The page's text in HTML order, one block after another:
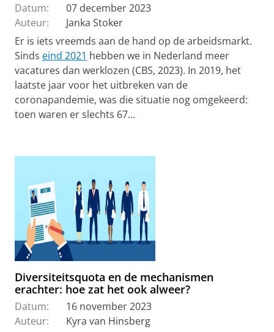
Datum:
07 december 2023
Auteur:
Janka Stoker
Er is iets vreemds aan de hand op de arbeidsmarkt.
Sinds eind 2021 hebben we in Nederland meer
vacatures dan werklozen (CBS, 2023). In 2019, het
laatste jaar voor het uitbreken van de
coronapandemie, was die situatie nog omgekeerd:
toen waren er slechts 67...
Diversiteitsquota en de mechanismen
erachter: hoe zat het ook alweer?
Datum:
16 november 2023
Auteur:
Kyra van Hinsberg